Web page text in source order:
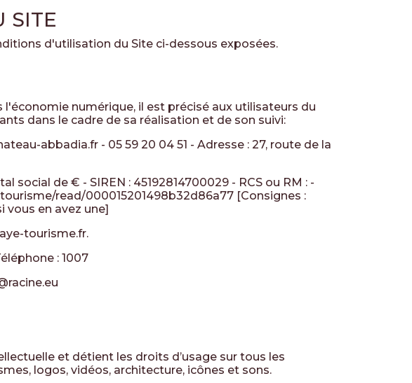
SITE
d'utilisation du Site ci-dessous exposées.
l'économie numérique, il est précisé aux utilisateurs du
dans le cadre de sa réalisation et de son suivi:
abbadia.fr - 05 59 20 04 51 - Adresse : 27, route de la
social de € - SIREN : 45192814700029 - RCS ou RM : -
read/000015201498b32d86a77 [Consignes :
vous en avez une]
tourisme.fr.
: 1007
et détient les droits d’usage sur tous les
logos, vidéos, architecture, icônes et sons.